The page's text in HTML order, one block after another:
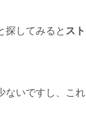
探してみると スト
ないですし、これ